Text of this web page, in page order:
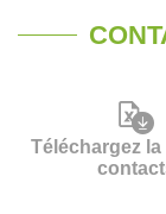
Téléchargez la